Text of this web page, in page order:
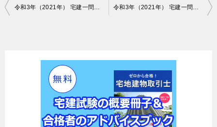
投
令和3年（2021年） 宅建一問一答問題 宅建業法編 広告・媒介・35条書面・37条書面 問28 令和3年（2021年） 宅建一問一答問題 宅建業法編 広告・媒介・35条書面・37条書面 問30